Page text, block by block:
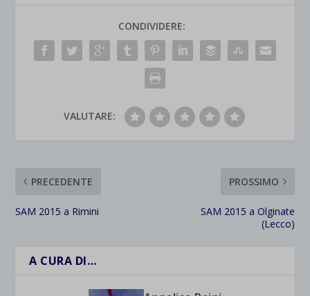
CONDIVIDERE:
VALUTARE:
PRECEDENTE
SAM 2015 a Rimini
PROSSIMO
SAM 2015 a Olginate
(Lecco)
A CURA DI…